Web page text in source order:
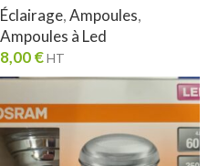
Éclairage,Ampoules,
Ampoules à Led
8,00€HT